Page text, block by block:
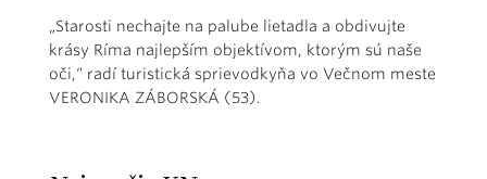
„Starosti nechajte na palube lietadla a obdivujte
krásy Ríma najlepším objektívom, ktorým sú naše
oči,“ radí turistická sprievodkyňa vo Večnom meste
VERONIKA ZÁBORSKÁ (53).